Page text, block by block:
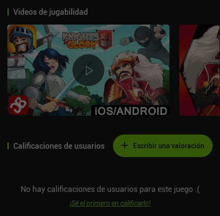
Videos de jugabilidad
Calificaciones de usuarios Escribir una valoración
No hay calificaciones de usuarios para este juego :(
¡Sé el primero en calificarlo!